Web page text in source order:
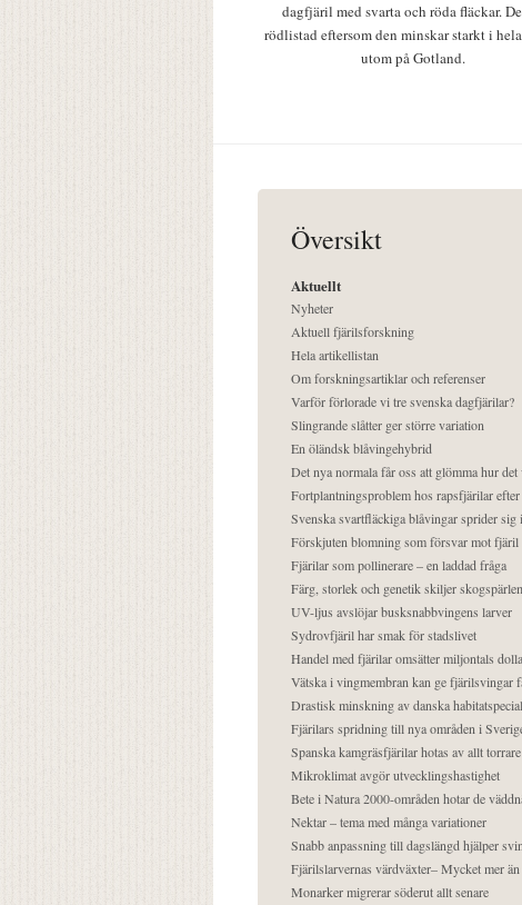
dagfjäril med svarta och röda fläckar.
rödlistad eftersom den minskar starkt i
utom på Gotland.
Översikt
Aktuellt
Nyheter
Aktuell fjärilsforskning
Hela artikellistan
Om forskningsartiklar och referenser
Varför förlorade vi tre svenska dagfjärilar?
Slingrande slåtter ger större variation
En öländsk blåvingehybrid
Det nya normala får oss att glömma hur det
Fortplantningsproblem hos rapsfjärilar
Svenska svartfläckiga blåvingar sprider sig
Förskjuten blomning som försvar mot fjäril
Fjärilar som pollinerare – en laddad fråga
Färg, storlek och genetik skiljer
UV-ljus avslöjar busksnabbvingens larver
Sydrovfjäril har smak för stadslivet
Handel med fjärilar omsätter miljontals
Vätska i vingmembran kan ge fjärilsvingar
Drastisk minskning av danska
Fjärilars spridning till nya områden i
Spanska kamgräsfjärilar hotas av allt
Mikroklimat avgör utvecklingshastighet
Bete i Natura 2000-områden hotar de
Nektar – tema med många variationer
Snabb anpassning till dagslängd hjälper
Fjärilslarvernas värdväxter– Mycket mer
Monarker migrerar söderut allt senare